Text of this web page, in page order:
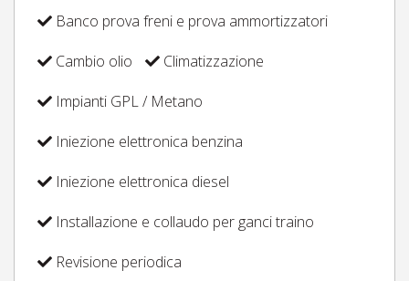
Banco prova freni e prova ammortizzatori
Cambio olio
Climatizzazione
Impianti GPL / Metano
Iniezione elettronica benzina
Iniezione elettronica diesel
Installazione e collaudo per ganci traino
Revisione periodica